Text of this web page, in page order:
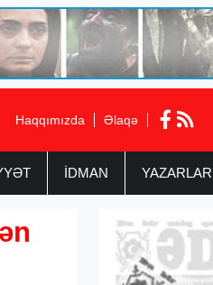
Haqqımızda Əlaqə
İDMAN YAZARLAR